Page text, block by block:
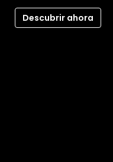
Descubrir ahora